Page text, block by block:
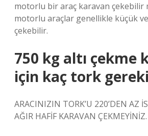
motorlu bir araç karavan çekebilir
motorlu araçlar genellikle küçük
çekebilir.
750 kg altı çekme
için kaç tork
ARACINIZIN TORK’U 220’DEN AZ
AĞIR HAFİF KARAVAN ÇEKMEYİNİZ.